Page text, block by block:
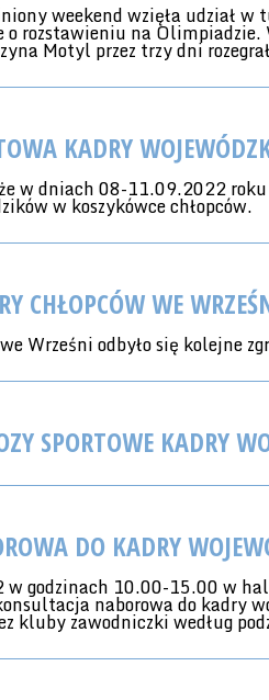
weekend wzięła udział
o rozstawieniu na
Motyl przez trzy dni
KADRY
w dniach 08-11.09.2022
w koszykówce chłopców.
CHŁOPCÓW WE
Wrześni odbyło się kolejne
SPORTOWE KADRY
DO KADRY
godzinach 10.00-15.00 w
naborowa do kadry
kluby zawodniczki według